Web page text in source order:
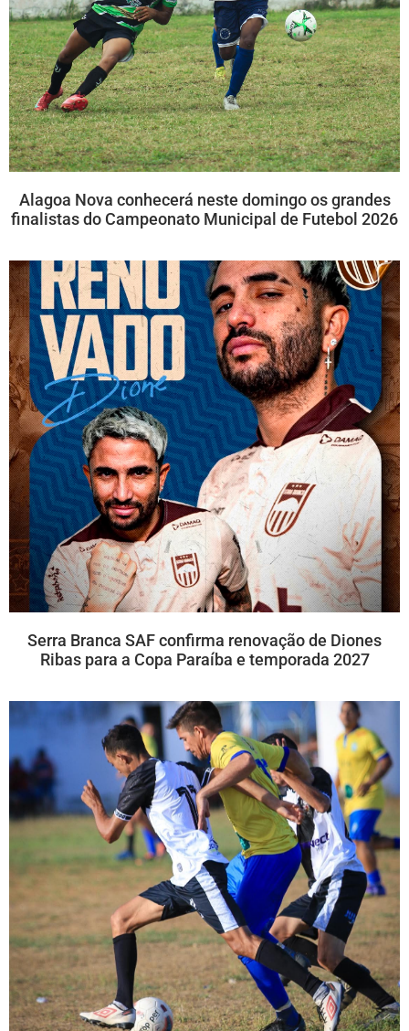
Alagoa Nova conhecerá neste domingo os grandes
finalistas do Campeonato Municipal de Futebol 2026
Serra Branca SAF confirma renovação de Diones
Ribas para a Copa Paraíba e temporada 2027